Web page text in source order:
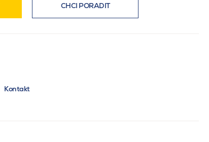
CHCI PORADIT
Kontakt